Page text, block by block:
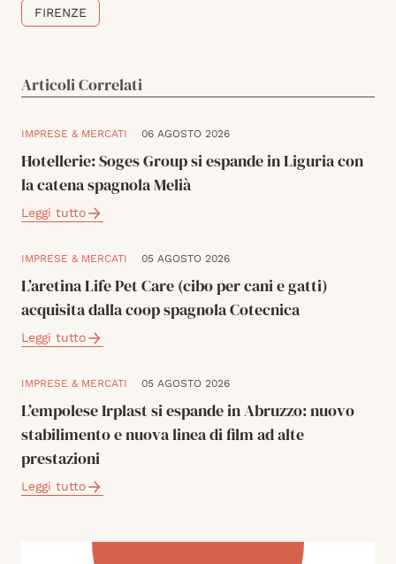
FIRENZE
Articoli Correlati
IMPRESE & MERCATI 06 AGOSTO 2026
Hotellerie: Soges Group si espande in Liguria con
la catena spagnola Melià
Leggi tutto
IMPRESE & MERCATI 05 AGOSTO 2026
L’aretina Life Pet Care (cibo per cani e gatti)
acquisita dalla coop spagnola Cotecnica
Leggi tutto
IMPRESE & MERCATI 05 AGOSTO 2026
L’empolese Irplast si espande in Abruzzo: nuovo
stabilimento e nuova linea di film ad alte
prestazioni
Leggi tutto